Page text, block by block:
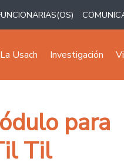
La Usach Investigación
para
Til